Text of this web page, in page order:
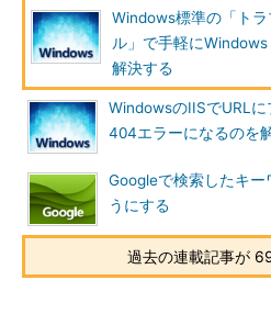
場合、デフォルトではトラブルシ
限で実行されないという点だ。こ
復が行われない可能性があるので
定］－［管理者として実行する］を
Windows標準の「ト
ル」で手軽に
解決する
WindowsのIISでURL
404エラーになるのを
Googleで検索したキー
うにする
過去の連載記事が